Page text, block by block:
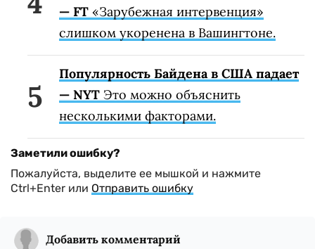
— FT «Зарубежная интервенция»
слишком укоренена в Вашингтоне.
Популярность Байдена в США падает
— NYT Это можно объяснить
несколькими факторами.
Заметили ошибку?
Пожалуйста, выделите ее мышкой и нажмите
Ctrl+Enter или Отправить ошибку
Добавить комментарий